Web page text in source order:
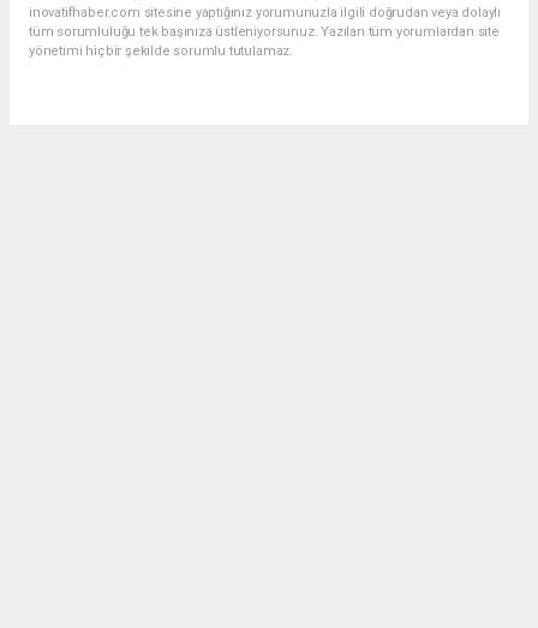
inovatifhaber.com sitesine yaptığınız yorumunuzla ilgili doğrudan veya dolaylı
tüm sorumluluğu tek başınıza üstleniyorsunuz. Yazılan tüm yorumlardan site
yönetimi hiçbir şekilde sorumlu tutulamaz.